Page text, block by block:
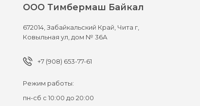
ООО Тимбермаш Байкал
672014,Забайкальский Край, Чита г,
Ковыльная ул, дом № 36А
+7 (908) 653-77-61
Режим работы:
пн-сб с 10:00 до 20:00